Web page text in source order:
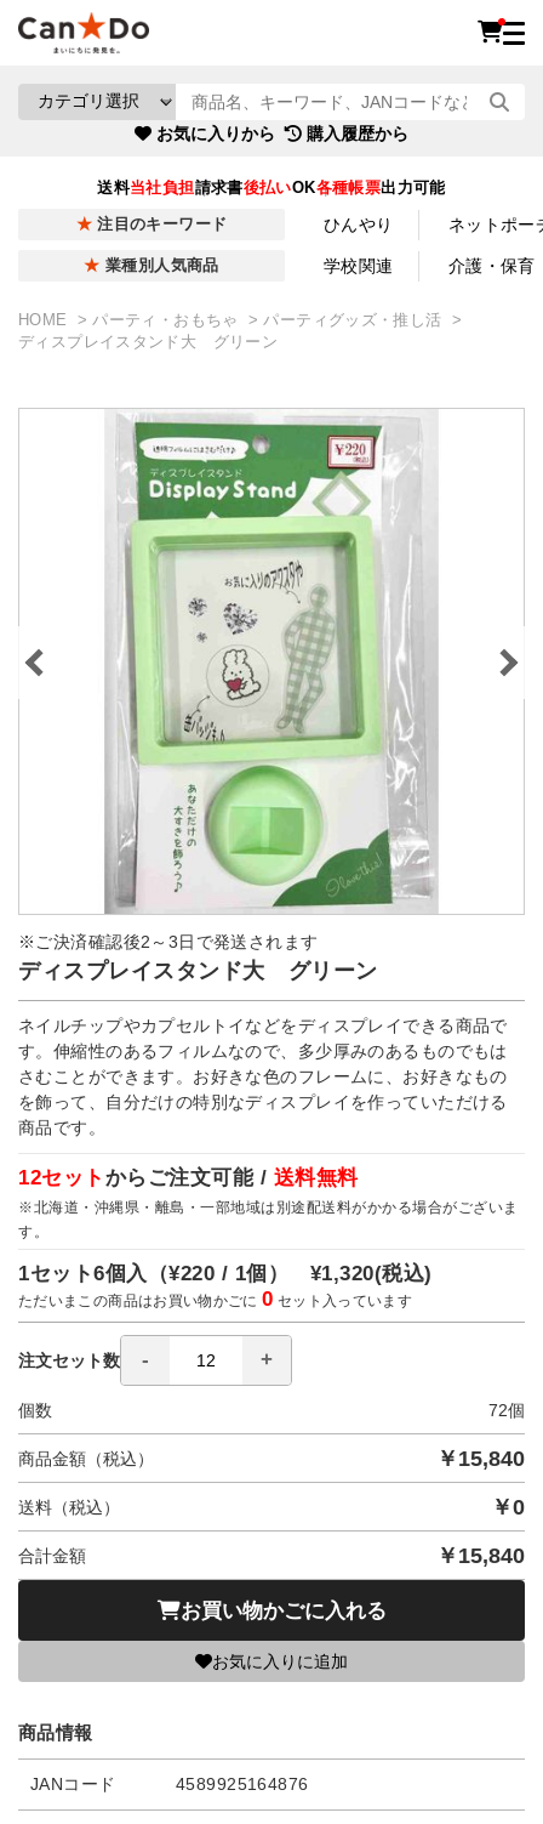
お気に入りから 購入履歴から
送料当社負担請求書後払いOK各種帳票出力可能
注目のキーワード ひんやり ネットポー
業種別人気商品 学校関連 介護・保育
HOME パーティ・おもちゃ
パーティグッズ・推し活
ディスプレイスタンド大 グリーン
※ご決済確認後2～3日で発送されます
ディスプレイスタンド大 グリーン
ネイルチップやカプセルトイなどをディスプレイできる商品で
す。伸縮性のあるフィルムなので、多少厚みのあるものでもは
さむことができます。お好きな色のフレームに、お好きなもの
を飾って、自分だけの特別なディスプレイを作っていただける
商品です。
12セット からご注文可能 / 送料無料
※北海道・沖縄県・離島・一部地域は別途配送料がかかる場合がございま
す。
1セット6個入（¥220 / 1個） ¥1,320(税込)
ただいまこの商品はお買い物かごに0 セット入っています
注文セット数
個数 72個
商品金額（税込） ￥ 15,840
送料（税込） ￥0
合計金額 ￥ 15,840
お買い物かごに入れる
お気に入りに追加
商品情報
JANコード 4589925164876